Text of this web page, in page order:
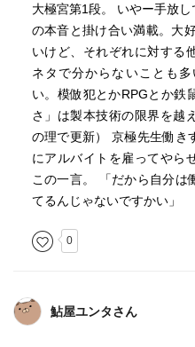
大極宮第1段。 いやー手放
の本音と掛け合い満載。大
いけど、それぞれに対する
ネタで分からないことも
い。模倣犯とかRPGとか鉄
さ」は製本技術の限界を越
の理で更新） 京極先生働き
にアルバイトを雇ってやら
この一言。 「だから自分は
てるんじゃないですかい」
0
鮎屋ユンタさん